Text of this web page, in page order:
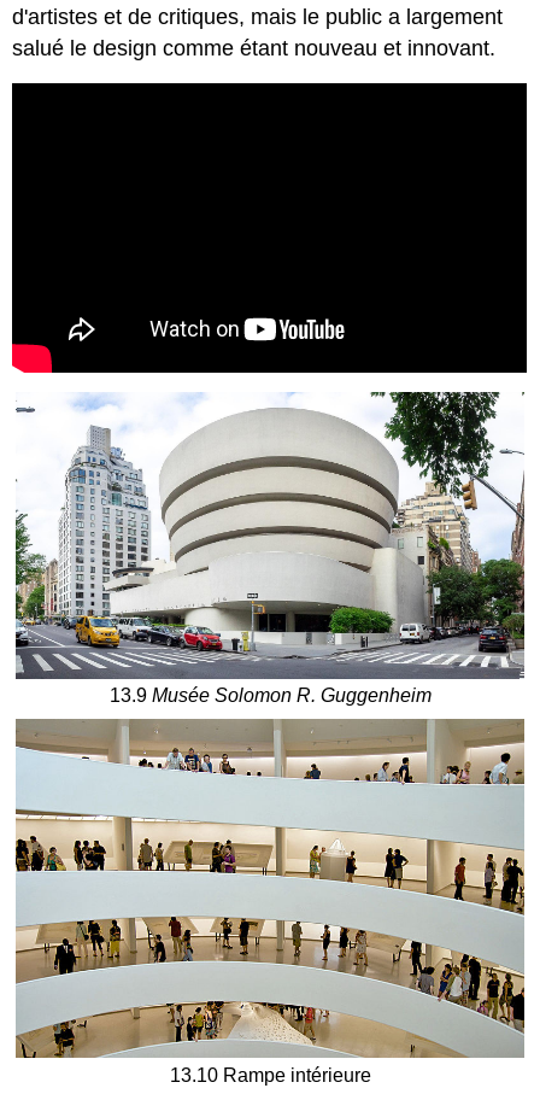
d'artistes et de critiques, mais le public a largement
salué le design comme étant nouveau et innovant.
13.9 Musée Solomon R. Guggenheim
13.10 Rampe intérieure